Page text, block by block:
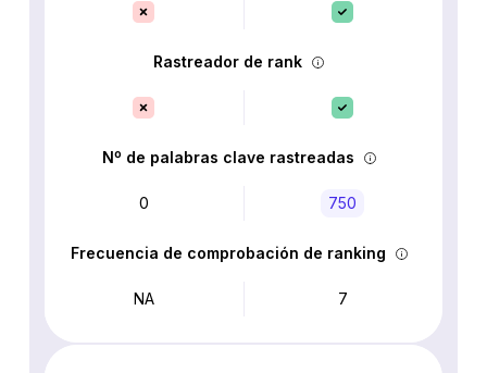
Rastreador de rank
Nº de palabras clave rastreadas
0 750
Frecuencia de comprobación de ranking
NA 7